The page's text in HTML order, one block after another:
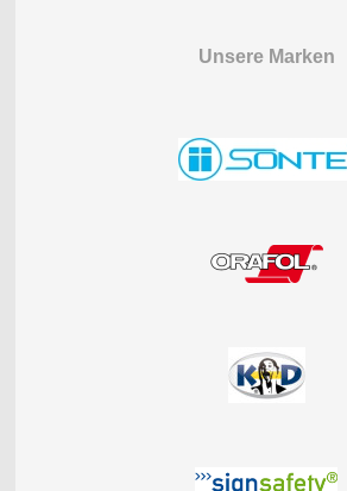
Unsere Marken